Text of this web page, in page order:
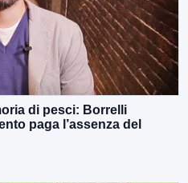
di pesci: Borrelli
paga l’assenza del